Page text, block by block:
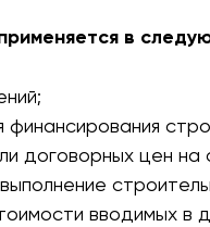
в
договорных цен на
вводимых в